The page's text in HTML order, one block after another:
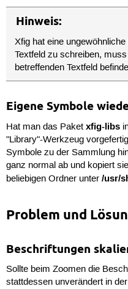
Hinweis:
Xfig hat eine
Textfeld zu schreiben,
betreffenden Textfeld
Eigene Symbole
Hat man das Paket xfig-libs
"Library"-Werkzeug
Symbole zu der Sammlung
ganz normal ab und kopiert
beliebigen Ordner unter /usr/
Problem und
Beschriftungen
Sollte beim Zoomen die
stattdessen unverändert in